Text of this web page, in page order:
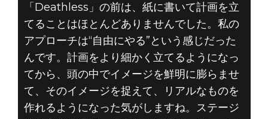
「Deathless」の前は、紙に書いて計画を立
てることはほとんどありませんでした。私の
アプローチは“自由にやる”という感じだった
んです。計画をより細かく立てるようになっ
てから、頭の中でイメージを鮮明に膨らませ
て、そのイメージを捉えて、リアルなものを
作れるようになった気がしますね。ステージ